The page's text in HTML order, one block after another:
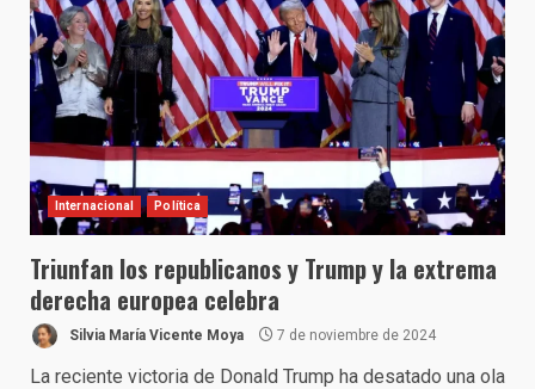
Internacional Política
Triunfan los republicanos y Trump y la extrema
derecha europea celebra
Silvia María Vicente Moya 7 de noviembre de 2024
La reciente victoria de Donald Trump ha desatado una ola